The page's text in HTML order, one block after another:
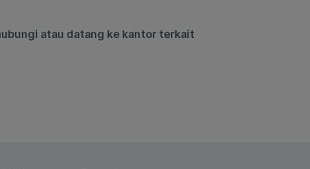
atau datang ke kantor terkait